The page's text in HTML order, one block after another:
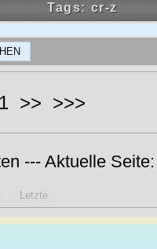
Tags: cr-z
>> >>>
--- Aktuelle Seite:
Letzte